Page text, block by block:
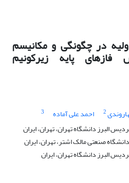
در چگونگی و مکانیسم
پایه زیرکونیم
2 احمد علی آماده
3
البرز دانشگاه تهران، تهران، ایران
صنعتی مالک اشتر، تهران، ایران
البرز دانشگاه تهران، ایران